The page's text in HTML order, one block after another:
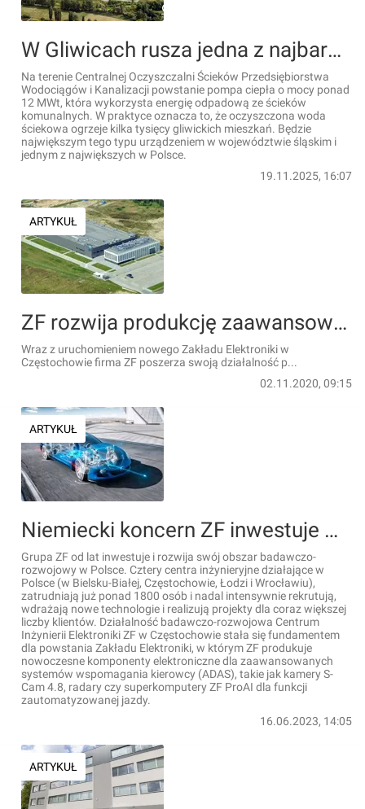
W Gliwicach rusza jedna z najbardziej innowacyjnych inwestycji energetycznych w Polsce
Na terenie Centralnej Oczyszczalni Ścieków Przedsiębiorstwa
Wodociągów i Kanalizacji powstanie pompa ciepła o mocy ponad
12 MWt, która wykorzysta energię odpadową ze ścieków
komunalnych. W praktyce oznacza to, że oczyszczona woda
ściekowa ogrzeje kilka tysięcy gliwickich mieszkań. Będzie
największym tego typu urządzeniem w województwie śląskim i
jednym z największych w Polsce.
19.11.2025, 16:07
ARTYKUŁ
ZF rozwija produkcję zaawansowanych kamer samochodowych w nowej fabryce w Częstochowie
Wraz z uruchomieniem nowego Zakładu Elektroniki w
Częstochowie firma ZF poszerza swoją działalność p...
02.11.2020, 09:15
ARTYKUŁ
Niemiecki koncern ZF inwestuje w rozwój elektroniki i systemów wspomagania kierowcy (ADAS) w Polsce
Grupa ZF od lat inwestuje i rozwija swój obszar badawczo-
rozwojowy w Polsce. Cztery centra inżynieryjne działające w
Polsce (w Bielsku-Białej, Częstochowie, Łodzi i Wrocławiu),
zatrudniają już ponad 1800 osób i nadal intensywnie rekrutują,
wdrażają nowe technologie i realizują projekty dla coraz większej
liczby klientów. Działalność badawczo-rozwojowa Centrum
Inżynierii Elektroniki ZF w Częstochowie stała się fundamentem
dla powstania Zakładu Elektroniki, w którym ZF produkuje
nowoczesne komponenty elektroniczne dla zaawansowanych
systemów wspomagania kierowcy (ADAS), takie jak kamery S-
Cam 4.8, radary czy superkomputery ZF ProAI dla funkcji
zautomatyzowanej jazdy.
16.06.2023, 14:05
ARTYKUŁ